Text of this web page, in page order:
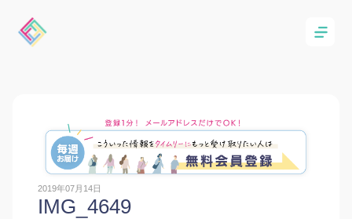
2019年07月14日
IMG_4649